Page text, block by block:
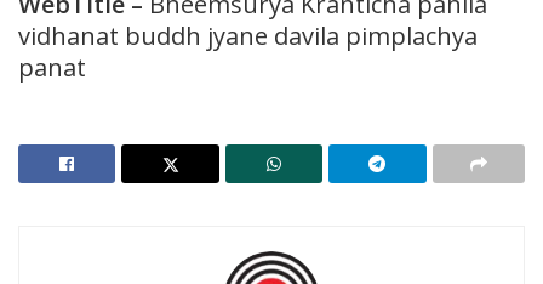
vidhanat buddh jyane davila pimplachya
panat